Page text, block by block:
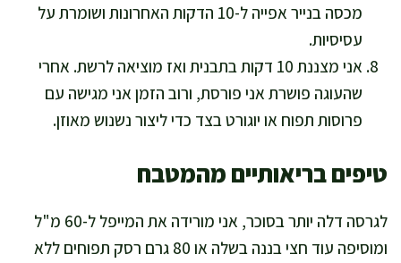
מכסה בנייר אפייה ל-10 הדקות האחרונות ושומרת על
עסיסיות.
אני מצננת 10 דקות בתבנית ואז מוציאה לרשת. אחרי
שהעוגה פושרת אני פורסת, ורוב הזמן אני מגישה עם
פרוסות תפוח או יוגורט בצד כדי ליצור נשנוש מאוזן.
טיפים בריאותיים מהמטבח
לגרסה דלה יותר בסוכר, אני מורידה את המייפל ל-60 מ"ל
ומוסיפה עוד חצי בננה בשלה או 80 גרם רסק תפוחים ללא